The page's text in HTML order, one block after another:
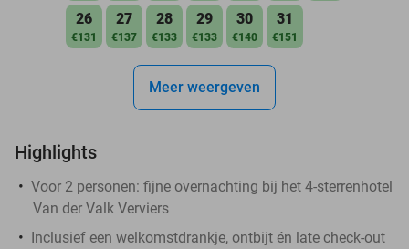
26
€131
27
€137
28
€133
29
€133
30
€140
31
€151
Meer weergeven
Highlights
Voor 2 personen: fijne overnachting bij het 4-sterrenhotel
Van der Valk Verviers
Inclusief een welkomstdrankje, ontbijt én late check-out